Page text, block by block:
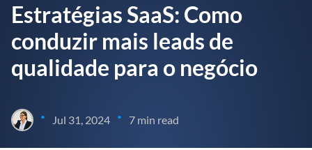
Estratégias SaaS: Como
conduzir mais leads de
qualidade para o negócio
• Jul 31, 2024 • 7 min read